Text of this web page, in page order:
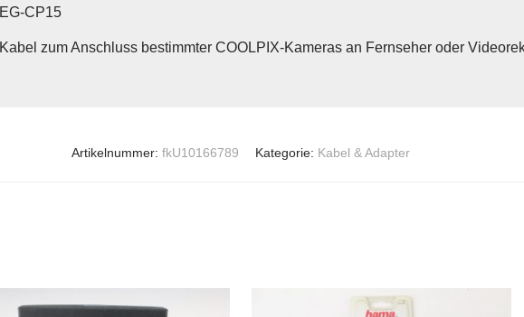
EG-CP15
Kabel zum Anschluss bestimmter COOLPIX-Kameras an Fernseher oder
Artikelnummer: fkU10166789 Kategorie: Kabel & Adapter